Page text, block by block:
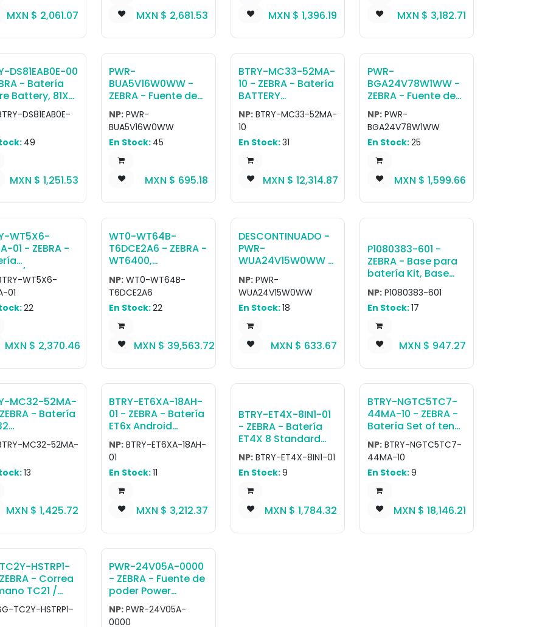
MXN $ 2,061.07 MXN $ 2,681.53 MXN $ 1,396.19 MXN $ 3,182.71
DS81EAB0E-00
- Batería
Battery, 81XX
DS81EAB0E-
49
MXN $1,251.53
PWR-
BUA5V16W0WW -
ZEBRA - Fuente de
poder Level VI
AC/DC Power
Supply Brick AC
Input: 100-240V,
0.6A DC Output:
Requires: DC Line
Specific Un-
Grounded AC Line
Cord.
NP: PWR-
BUA5V16W0WW
En Stock: 45
MXN $ 695.18
BTRY-MC33-52MA-
10 - ZEBRA - Batería
BATTERY
PACK,LITHIUM
ION,PP+ MC3300
HIGH CAPACITY
BATTERY QTY-10
NP: BTRY-MC33-52MA-
10
En Stock:31
MXN $12,314.87
PWR-
BGA24V78W1WW -
ZEBRA - Fuente de
poder Level VI
AC/DC Power
Supply Brick
w/Captive DC
Cable. AC Input:
Output: 24V, 3.25A,
degrees C.
Requires: Country
AC line cord
NP: PWR-
BGA24V78W1WW
En Stock:25
MXN $ 1,599.66
WT5X6-
01 - ZEBRA -
WT6400
Extendida,
Supports
Operation
-30C/-22F
50C/122F And
-20C/-4F
122F
WT5X6-
01
22
MXN $ 2,370.46
WT0-WT64B-
T6DCE2A6 - ZEBRA -
WT6400,
Computadora
portable
(wearable)
WT6400 Wearable
Terminal, Touch
Display, Bateria
Extendida
RAM/64GB Flash,
13MP Side Camera,
Connectors, Rest of
World. Operating
temp -30C/-22F to
50C/122F. Mounts
must be ordered
separately.
NP: WT0-WT64B-
T6DCE2A6
En Stock:22
MXN $ 39,563.72
DESCONTINUADO -
PWR-
WUA24V15W0WW -
poder Level VI
AC/DC Power
Supply Wall
Adapter, with
Captive DC Cable,
Requires Clip. AC
0.6A. DC Output:
24V, 0.75A, 15W.
clip
NP: PWR-
WUA24V15W0WW
En Stock:18
MXN $ 633.67
P1080383-601 -
ZEBRA - Base para
batería Kit, Base
Housing for Battery,
ZD42x & ZD62x
Direct Thermal
NP: P1080383-601
En Stock:17
MXN $ 947.27
MC32-52MA-
- Batería
Capacity
Lithium Ion
5200 Mah.
With
Shooter,
Head And
MC32-52MA-
13
MXN $1,425.72
BTRY-ET6XA-18AH-
01 - ZEBRA - Batería
ET6x Android
Bateria Extendida,
18.7 Ah
NP: BTRY-ET6XA-18AH-
01
En Stock:11
MXN $ 3,212.37
BTRY-ET4X-8IN1-01
- ZEBRA - Batería
ET4X 8 Standard
Removable Battery
for 8in ET40, ET45
NP: BTRY-ET4X-8IN1-01
En Stock:9
MXN $ 1,784.32
BTRY-NGTC5TC7-
44MA-10 - ZEBRA -
Batería Set of ten
standard batteries
with PowerPrecision
Plus for TC53 /
TC58; TC53e /
TC58e / TC53e-
RFID / TC73 / TC78
NP: BTRY-NGTC5TC7-
44MA-10
En Stock:9
MXN $ 18,146.21
HSTRP1-
- Correa
TC21 /
Hand strap,
device
TC2Y-HSTRP1-
PWR-24V05A-0000
- ZEBRA - Fuente de
poder Power
Supply, 24VDC
5AMP, DIN Rail
NP: PWR-24V05A-
0000